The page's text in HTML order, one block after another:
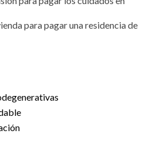
para pagar una residencia de